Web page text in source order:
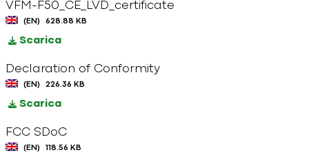
VFM-F50_CE_LVD_certificate
(EN) 628.88 KB
Scarica
Declaration of Conformity
(EN) 226.36 KB
Scarica
FCC SDoC
(EN) 118.56 KB